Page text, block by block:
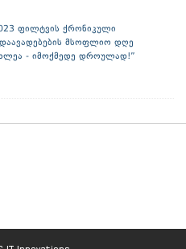
ფილტვის ქრონიკული
მსოფლიო დღე
- იმოქმედე დროულად!”